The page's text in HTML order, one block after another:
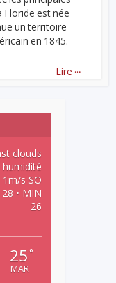
Floride est née
un territoire
en 1845.
Lire ...
clouds
humidité
s SO
• MIN
26
25 °
MAR